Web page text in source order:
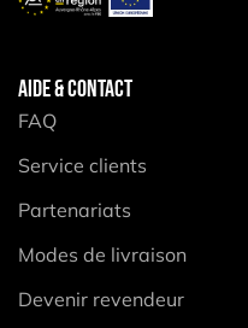
AIDE & CONTACT
FAQ
Service clients
Partenariats
Modes de livraison
Devenir revendeur